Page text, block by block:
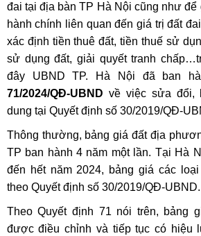
đai tại địa bàn TP Hà Nội cũng như để
hành chính liên quan đến giá trị đất
xác định tiền thuê đất, tiền thuế sử
sử dụng đất, giải quyết tranh
đây UBND TP. Hà Nội đã ban
71/2024/QĐ-UBND về việc sửa đổi,
dung tại Quyết định số 30/2019/QĐ-
Thông thường, bảng giá đất địa
TP ban hành 4 năm một lần. Tại Hà
đến hết năm 2024, bảng giá các
theo Quyết định số 30/2019/QĐ-UBND.
Theo Quyết định 71 nói trên, bảng
được điều chỉnh và tiếp tục có hiệu